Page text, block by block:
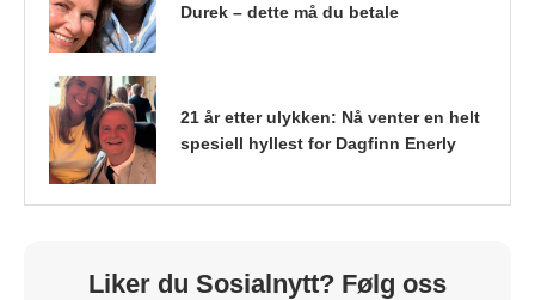
Durek – dette må du betale
21 år etter ulykken: Nå venter en helt
spesiell hyllest for Dagfinn Enerly
Liker du Sosialnytt? Følg oss